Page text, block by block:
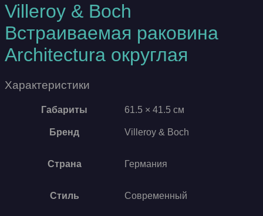
Villeroy & Boch
Встраиваемая раковина
Architectura округлая
Характеристики
Габариты 61.5 × 41.5 см
Бренд Villeroy & Boch
Страна Германия
Стиль Современный